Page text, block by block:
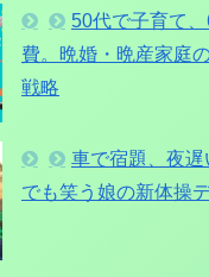
50代で子育て
費。晩婚・晩産家庭
戦略
車で宿題、夜
でも笑う娘の新体操